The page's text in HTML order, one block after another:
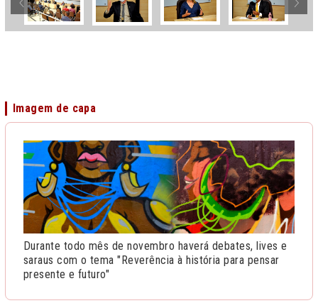
Imagem de capa
Durante todo mês de novembro haverá debates, lives e
saraus com o tema "Reverência à história para pensar
presente e futuro"